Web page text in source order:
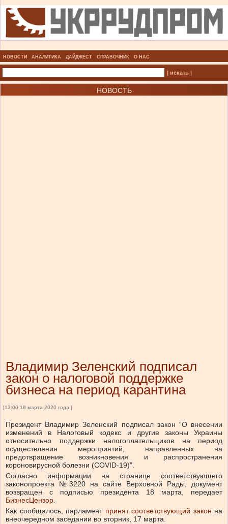
НОВОСТИ АНАЛИТИКА ДАЙДЖЕСТ СПРАВОЧНИК О НАС
| искать |
НОВОСТЬ
Владимир Зеленский подписал
закон о налоговой поддержке
бизнеса на период карантина
[13:00 18 марта 2020 года ]
Президент Владимир Зеленский подписал закон “О внесении
изменений в Налоговый кодекс и другие законы Украины
относительно поддержки налогоплательщиков на период
осуществления мероприятий, направленных на
предотвращение возникновения и распространения
короновирусной болезни (COVID-19)”.
Согласно информации на странице соответствующего
законопроекта №3220 на сайте Верховной Рады, документ
возвращен с подписью президента 18 марта, передает
БизнесЦензор.
Как сообщалось, парламент принят соответствующий закон на
внеочередном заседании во вторник, 17 марта.